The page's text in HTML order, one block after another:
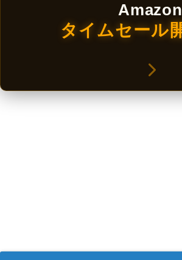
Amazon
タイムセール